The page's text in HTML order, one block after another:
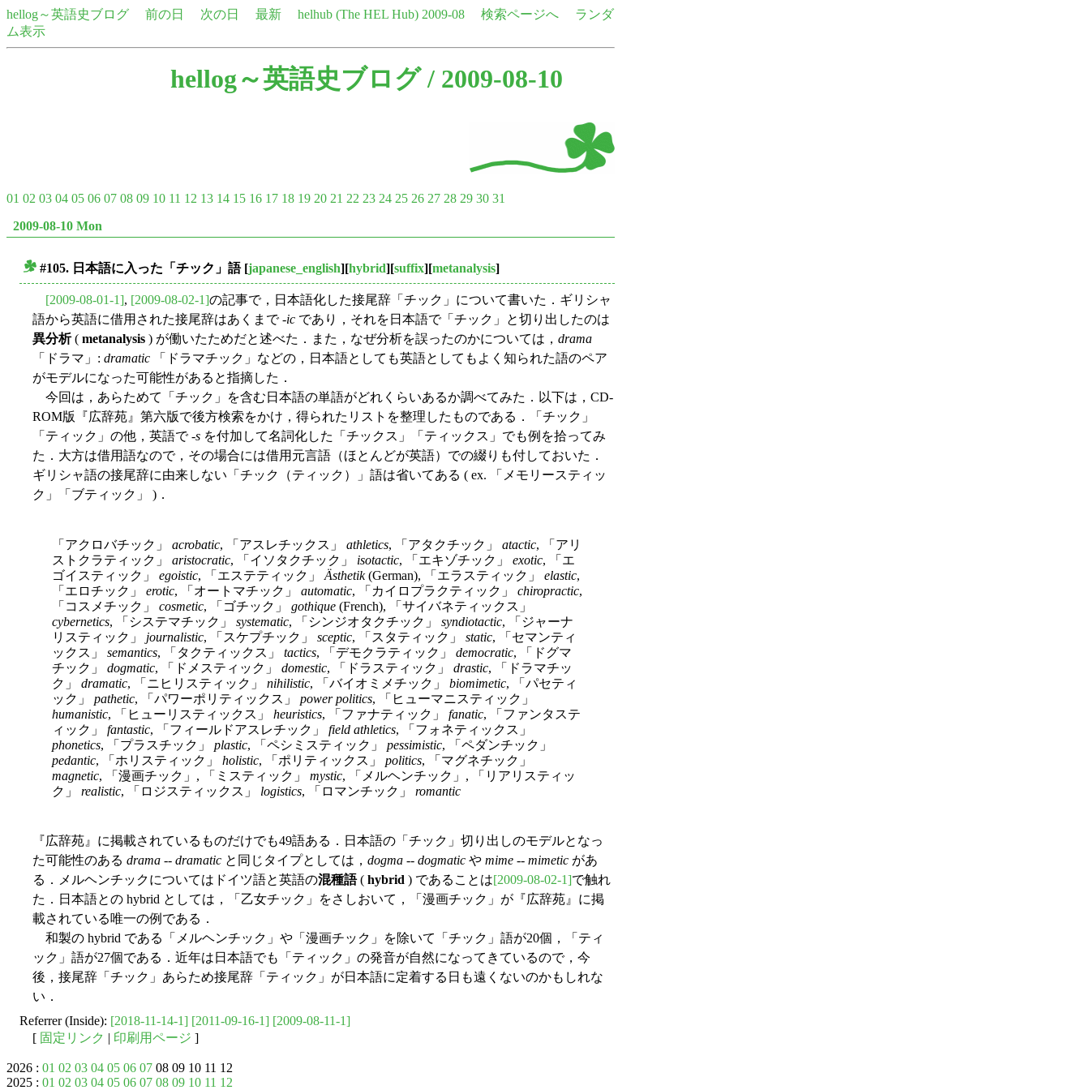
hellog～英語史ブログ 前の日 次の日 最新 helhub (The HEL Hub) 2009-08 検索ページへ
ランダ
ム表示
hellog～英語史ブログ/ 2009-08-10
01 02 03 04 05 06 07 08 09 10 11 12 13 14 15 16 17 18 19 20 21 22 23 24 25 26 27 28 29 30 31
2009-08-10 Mon
#105. 日本語に入った「チック」語[japanese_english][hybrid][suffix][metanalysis]
[2009-08-01-1], [2009-08-02-1]の記事で，日本語化した接尾辞「チック」について書いた．ギリシャ
語から英語に借用された接尾辞はあくまで -ic であり，それを日本語で「チック」と切り出したのは
異分析( metanalysis ) が働いたためだと述べた．また，なぜ分析を誤ったのかについては， drama
「ドラマ」: dramatic 「ドラマチック」などの，日本語としても英語としてもよく知られた語のペア
がモデルになった可能性があると指摘した．
今回は，あらためて「チック」を含む日本語の単語がどれくらいあるか調べてみた．以下は，CD-
ROM版『広辞苑』第六版で後方検索をかけ，得られたリストを整理したものである．「チック」
「ティック」の他，英語で -s を付加して名詞化した「チックス」「ティックス」でも例を拾ってみ
た．大方は借用語なので，その場合には借用元言語（ほとんどが英語）での綴りも付しておいた．
ギリシャ語の接尾辞に由来しない「チック（ティック）」語は省いてある ( ex. 「メモリースティッ
ク」「ブティック」 )．
「アクロバチック」 acrobatic, 「アスレチックス」 athletics, 「アタクチック」 atactic, 「アリ
ストクラティック」 aristocratic, 「イソタクチック」 isotactic, 「エキゾチック」 exotic, 「エ
ゴイスティック」 egoistic, 「エステティック」 Ästhetik(German), 「エラスティック」 elastic,
「エロチック」 erotic, 「オートマチック」 automatic, 「カイロプラクティック」 chiropractic,
「コスメチック」 cosmetic, 「ゴチック」 gothique (French), 「サイバネティックス」
cybernetics, 「システマチック」 systematic, 「シンジオタクチック」 syndiotactic, 「ジャーナ
リスティック」 journalistic, 「スケプチック」 sceptic, 「スタティック」 static, 「セマンティ
ックス」 semantics, 「タクティックス」 tactics, 「デモクラティック」 democratic, 「ドグマ
チック」 dogmatic, 「ドメスティック」 domestic, 「ドラスティック」 drastic, 「ドラマチッ
ク」 dramatic, 「ニヒリスティック」 nihilistic, 「バイオミメチック」 biomimetic, 「パセティ
ック」 pathetic, 「パワーポリティックス」 power politics, 「ヒューマニスティック」
humanistic, 「ヒューリスティックス」 heuristics, 「ファナティック」 fanatic, 「ファンタステ
ィック」 fantastic, 「フィールドアスレチック」 field athletics, 「フォネティックス」
phonetics, 「プラスチック」 plastic, 「ペシミスティック」 pessimistic, 「ペダンチック」
pedantic, 「ホリスティック」 holistic, 「ポリティックス」 politics, 「マグネチック」
magnetic, 「漫画チック」, 「ミスティック」 mystic, 「メルヘンチック」, 「リアリスティッ
ク」 realistic, 「ロジスティックス」 logistics, 「ロマンチック」 romantic
『広辞苑』に掲載されているものだけでも49語ある．日本語の「チック」切り出しのモデルとなっ
た可能性のある drama -- dramatic と同じタイプとしては， dogma -- dogmatic や mime -- mimetic があ
る．メルヘンチックについてはドイツ語と英語の混種語( hybrid ) であることは[2009-08-02-1]で触れ
た．日本語との hybrid としては，「乙女チック」をさしおいて，「漫画チック」が『広辞苑』に掲
載されている唯一の例である．
和製の hybrid である「メルヘンチック」や「漫画チック」を除いて「チック」語が20個，「ティ
ック」語が27個である．近年は日本語でも「ティック」の発音が自然になってきているので，今
後，接尾辞「チック」あらため接尾辞「ティック」が日本語に定着する日も遠くないのかもしれな
い．
Referrer (Inside): [2018-11-14-1] [2011-09-16-1] [2009-08-11-1]
[ 固定リンク | 印刷用ページ ]
2026 : 01 02 03 04 05 06 07 08 09 10 11 12
2025 : 01 02 03 04 05 06 07 08 09 10 11 12